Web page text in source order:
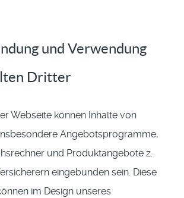
und Verwendung
Dritter
Webseite können Inhalte von
Angebotsprogramme,
und Produktangebote z.
eingebunden sein. Diese
im Design unseres